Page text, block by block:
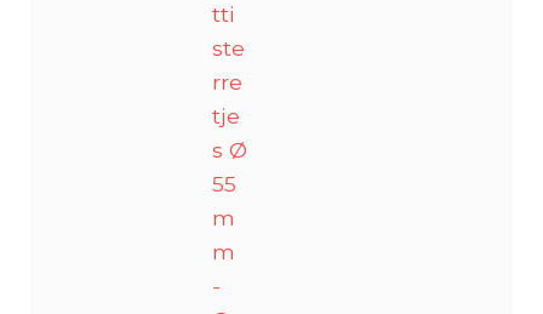
tti
ste
rre
tje
s Ø
55
m
m
-